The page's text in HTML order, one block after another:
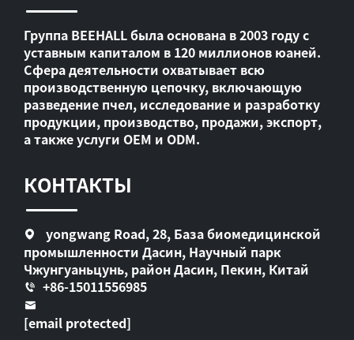
Группа BEEHALL была основана в 2003 году с
уставным капиталом в 120 миллионов юаней.
Сфера деятельности охватывает всю
производственную цепочку, включающую
разведение пчел, исследование и разработку
продукции, производство, продажи, экспорт,
а также услуги OEM и ODM.
КОНТАКТЫ
yongwang Road, 28, База биомедицинской
промышленности Дасин, Научный парк
Чжунгуаньцунь, район Дасин, Пекин, Китай
+86-15011556985
[email protected]